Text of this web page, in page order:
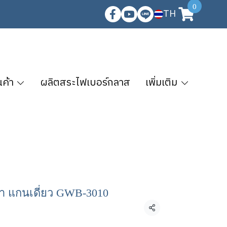
TH
0
า ผลิตสระไฟเบอร์กลาส เพิ่มเติม
กนเดี่ยว GWB-3010
แชร์